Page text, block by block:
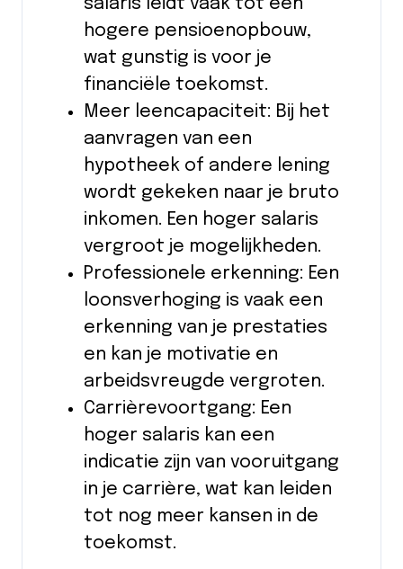
salaris leidt vaak tot een
hogere pensioenopbouw,
wat gunstig is voor je
financiële toekomst.
Meer leencapaciteit: Bij het
aanvragen van een
hypotheek of andere lening
wordt gekeken naar je bruto
inkomen. Een hoger salaris
vergroot je mogelijkheden.
Professionele erkenning: Een
loonsverhoging is vaak een
erkenning van je prestaties
en kan je motivatie en
arbeidsvreugde vergroten.
Carrièrevoortgang: Een
hoger salaris kan een
indicatie zijn van vooruitgang
in je carrière, wat kan leiden
tot nog meer kansen in de
toekomst.